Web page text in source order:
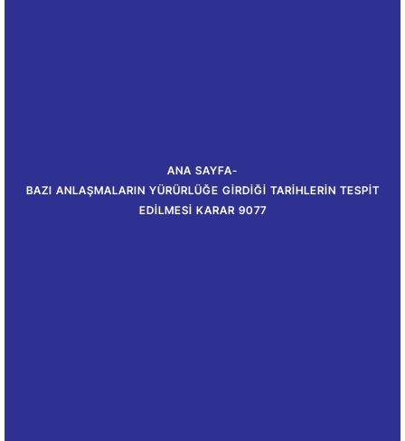
ANA SAYFA-
BAZI ANLAŞMALARIN YÜRÜRLÜĞE GIRDIĞI TARIHLERIN TESPIT
EDILMESI KARAR 9077